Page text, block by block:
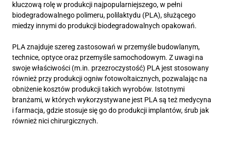
kluczową rolę w produkcji najpopularniejszego, w pełni
biodegradowalnego polimeru, polilaktydu (PLA), służącego
miedzy innymi do produkcji biodegradowalnych opakowań.
PLA znajduje szereg zastosowań w przemyśle budowlanym,
technice, optyce oraz przemyśle samochodowym. Z uwagi na
swoje właściwości (m.in. przezroczystość) PLA jest stosowany
również przy produkcji ogniw fotowoltaicznych, pozwalając na
obniżenie kosztów produkcji takich wyrobów. Istotnymi
branżami, w których wykorzystywane jest PLA są też medycyna
i farmacja, gdzie stosuje się go do produkcji implantów, śrub jak
również nici chirurgicznych.